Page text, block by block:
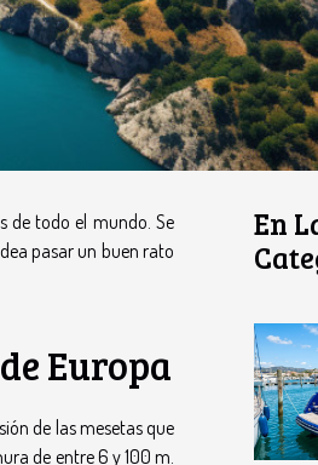
de todo el mundo. Se
pasar un buen rato
Europa
de las mesetas que
de entre 6 y 100 m.
En